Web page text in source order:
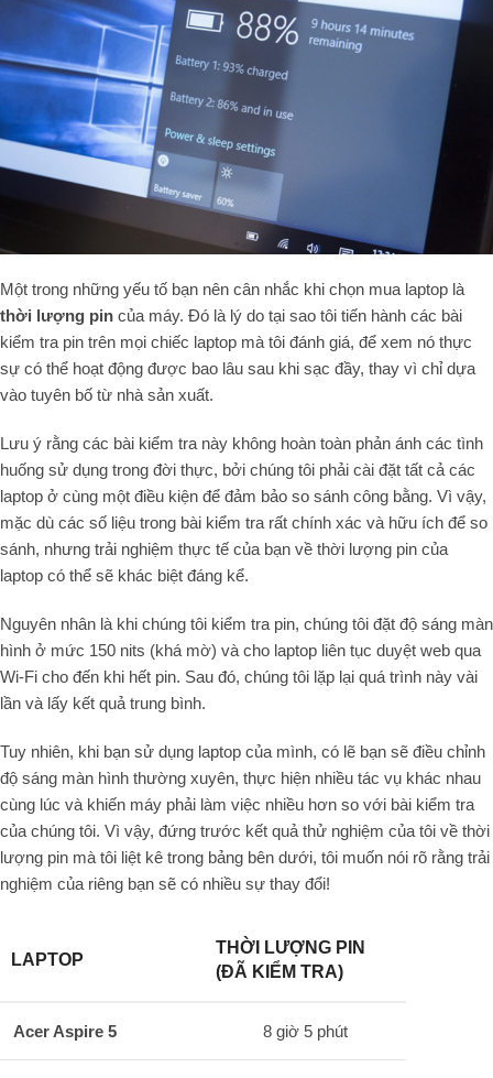
Một trong những yếu tố bạn nên cân nhắc khi chọn mua laptop là
thời lượng pin của máy. Đó là lý do tại sao tôi tiến hành các bài
kiểm tra pin trên mọi chiếc laptop mà tôi đánh giá, để xem nó thực
sự có thể hoạt động được bao lâu sau khi sạc đầy, thay vì chỉ dựa
vào tuyên bố từ nhà sản xuất.
Lưu ý rằng các bài kiểm tra này không hoàn toàn phản ánh các tình
huống sử dụng trong đời thực, bởi chúng tôi phải cài đặt tất cả các
laptop ở cùng một điều kiện để đảm bảo so sánh công bằng. Vì vậy,
mặc dù các số liệu trong bài kiểm tra rất chính xác và hữu ích để so
sánh, nhưng trải nghiệm thực tế của bạn về thời lượng pin của
laptop có thể sẽ khác biệt đáng kể.
Nguyên nhân là khi chúng tôi kiểm tra pin, chúng tôi đặt độ sáng màn
hình ở mức 150 nits (khá mờ) và cho laptop liên tục duyệt web qua
Wi-Fi cho đến khi hết pin. Sau đó, chúng tôi lặp lại quá trình này vài
lần và lấy kết quả trung bình.
Tuy nhiên, khi bạn sử dụng laptop của mình, có lẽ bạn sẽ điều chỉnh
độ sáng màn hình thường xuyên, thực hiện nhiều tác vụ khác nhau
cùng lúc và khiến máy phải làm việc nhiều hơn so với bài kiểm tra
của chúng tôi. Vì vậy, đứng trước kết quả thử nghiệm của tôi về thời
lượng pin mà tôi liệt kê trong bảng bên dưới, tôi muốn nói rõ rằng trải
nghiệm của riêng bạn sẽ có nhiều sự thay đổi!
LAPTOP
THỜI LƯỢNG PIN
(ĐÃ KIỂM TRA)
Acer Aspire 5 8 giờ 5 phút